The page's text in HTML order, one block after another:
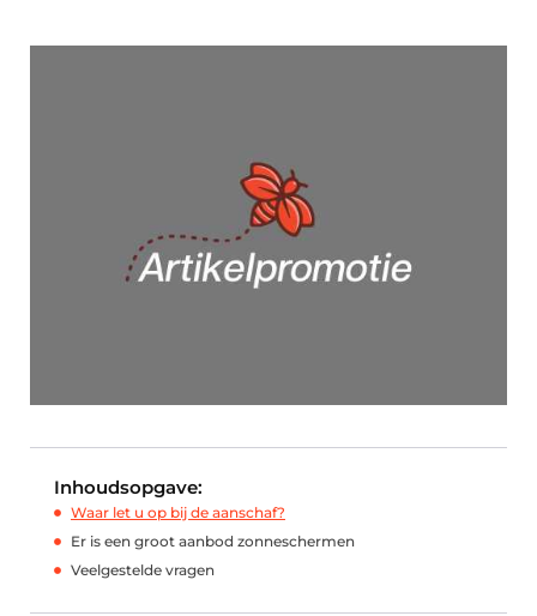
Inhoudsopgave:
Waar let u op bij de aanschaf?
Er is een groot aanbod zonneschermen
Veelgestelde vragen